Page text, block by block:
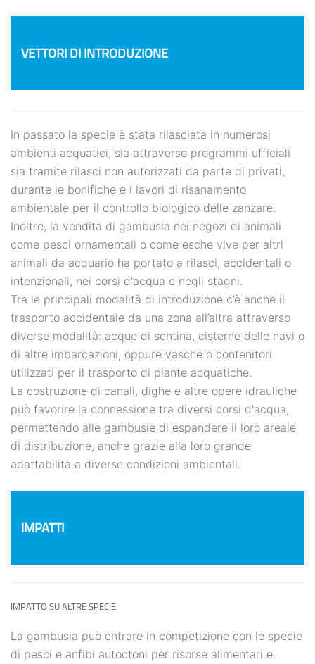
VETTORI DI INTRODUZIONE
In passato la specie è stata rilasciata in numerosi
ambienti acquatici, sia attraverso programmi ufficiali
sia tramite rilasci non autorizzati da parte di privati,
durante le bonifiche e i lavori di risanamento
ambientale per il controllo biologico delle zanzare.
Inoltre, la vendita di gambusia nei negozi di animali
come pesci ornamentali o come esche vive per altri
animali da acquario ha portato a rilasci, accidentali o
intenzionali, nei corsi d'acqua e negli stagni.
Tra le principali modalità di introduzione c’è anche il
trasporto accidentale da una zona all’altra attraverso
diverse modalità: acque di sentina, cisterne delle navi o
di altre imbarcazioni, oppure vasche o contenitori
utilizzati per il trasporto di piante acquatiche.
La costruzione di canali, dighe e altre opere idrauliche
può favorire la connessione tra diversi corsi d'acqua,
permettendo alle gambusie di espandere il loro areale
di distribuzione, anche grazie alla loro grande
adattabilità a diverse condizioni ambientali.
IMPATTI
IMPATTO SU ALTRE SPECIE
La gambusia può entrare in competizione con le specie
di pesci e anfibi autoctoni per risorse alimentari e